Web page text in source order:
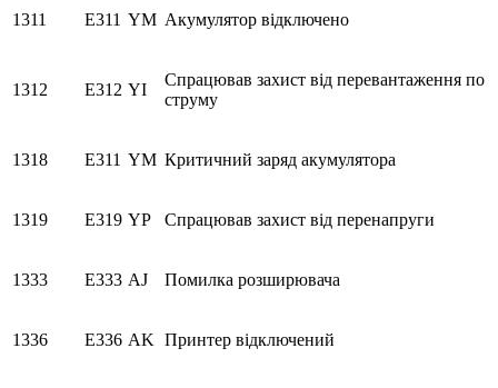
1311 E311 YM Акумулятор відключено
1312 E312 YI
Спрацював захист від перевантаження по
струму
1318 E311 YM Критичний заряд акумулятора
1319 E319 YP Спрацював захист від перенапруги
1333 E333 AJ Помилка розширювача
1336 E336 AK Принтер відключений